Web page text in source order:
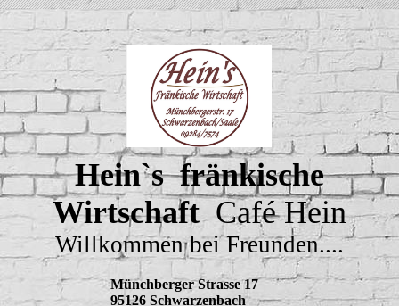
Hein`s fränkische
WirtschaftCafé Hein
Willkommen bei Freunden....
Münchberger Strasse 17
95126 Schwarzenbach